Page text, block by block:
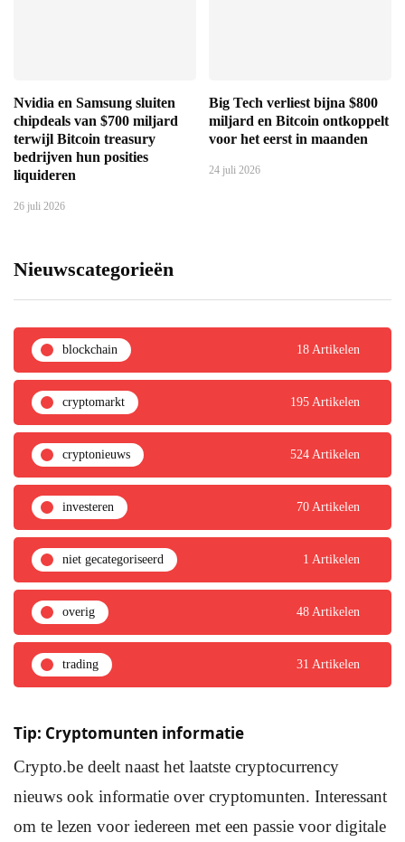
Nvidia en Samsung sluiten
chipdeals van $700 miljard
terwijl Bitcoin treasury
bedrijven hun posities
liquideren
26 juli 2026
Big Tech verliest bijna $800
miljard en Bitcoin ontkoppelt
voor het eerst in maanden
24 juli 2026
Nieuwscategorieën
blockchain 18 Artikelen
cryptomarkt 195 Artikelen
cryptonieuws 524 Artikelen
investeren 70 Artikelen
niet gecategoriseerd 1 Artikelen
overig 48 Artikelen
trading 31 Artikelen
Tip: Cryptomunten informatie
Crypto.be deelt naast het laatste cryptocurrency
nieuws ook informatie over cryptomunten. Interessant
om te lezen voor iedereen met een passie voor digitale